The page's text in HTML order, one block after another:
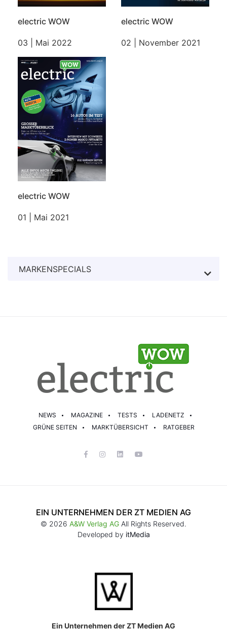
electric WOW
03 | Mai 2022
electric WOW
02 | November 2021
electric WOW
01 | Mai 2021
MARKENSPECIALS
NEWS MAGAZINE TESTS
LADENETZ
GRÜNE SEITEN
MARKTÜBERSICHT RATGEBER
EIN UNTERNEHMEN DER ZT MEDIEN AG
© 2026 A&W Verlag AG All Rights Reserved.
Developed by itMedia
Ein Unternehmen der ZT Medien AG